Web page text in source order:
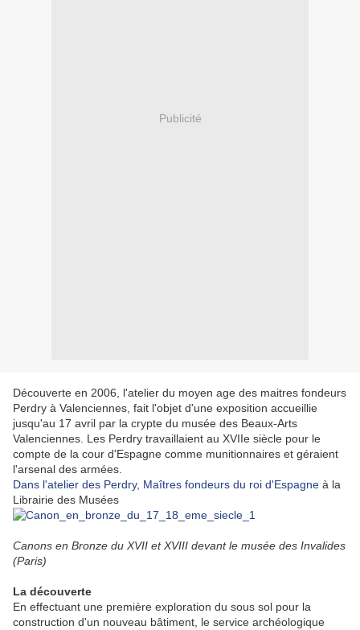
Publicité
Découverte en 2006, l'atelier du moyen age des maitres fondeurs
Perdry à Valenciennes, fait l'objet d'une exposition accueillie
jusqu'au 17 avril par la crypte du musée des Beaux-Arts
Valenciennes. Les Perdry travaillaient au XVIIe siècle pour le
compte de la cour d'Espagne comme munitionnaires et géraient
l'arsenal des armées.
Dans l'atelier des Perdry, Maîtres fondeurs du roi d'Espagne à la
Librairie des Musées
Canons en Bronze du XVII et XVIII devant le musée des Invalides
(Paris)
La découverte
En effectuant une première exploration du sous sol pour la
construction d'un nouveau bâtiment, le service archéologique